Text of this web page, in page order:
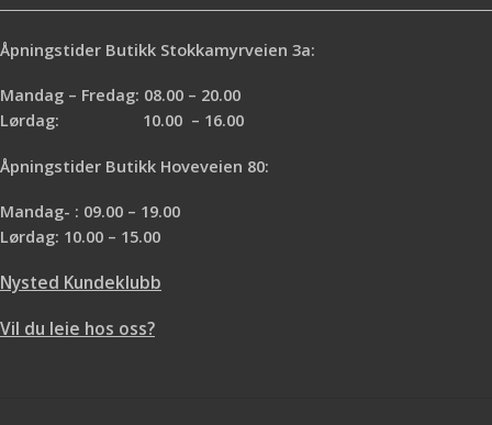
Åpningstider Butikk Stokkamyrveien 3a:
Mandag – Fredag: 08.00 – 20.00
Lørdag: 10.00 – 16.00
Åpningstider Butikk Hoveveien 80:
Mandag- : 09.00 – 19.00
Lørdag: 10.00 – 15.00
Nysted Kundeklubb
Vil du leie hos oss?